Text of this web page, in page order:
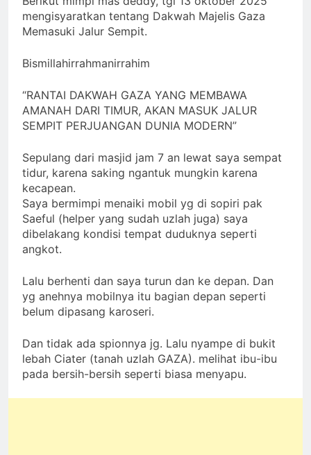
(Kesempatan) untuk
Candra Sang Satrio
Piningit Tampil di
Panggung Sejarah
Pengumuman
Terbuka Tentang
Mimpi Sdr Julian :
Isyarat akan
Baru di Tengah
Jemaah
3 Hari Ago
Menyiapkan “Gua
Ashabul Kahfi” Akhir
Helper Muhammad
Qasim, Kuncinya di
Tangan Muhammad
Qasim, Dengan 7
Jiwa-jiwa yang Suci
yang Diijinkan Masuk
4 Hari Ago
mengisyaratkan tentang Dakwah Majelis Gaza
Memasuki Jalur Sempit.
Bismillahirrahmanirrahim
“RANTAI DAKWAH GAZA YANG MEMBAWA
AMANAH DARI TIMUR, AKAN MASUK JALUR
SEMPIT PERJUANGAN DUNIA MODERN”
Sepulang dari masjid jam 7 an lewat saya sempat
tidur, karena saking ngantuk mungkin karena
kecapean.
Saya bermimpi menaiki mobil yg di sopiri pak
Saeful (helper yang sudah uzlah juga) saya
dibelakang kondisi tempat duduknya seperti
angkot.
Lalu berhenti dan saya turun dan ke depan. Dan
yg anehnya mobilnya itu bagian depan seperti
belum dipasang karoseri.
Dan tidak ada spionnya jg. Lalu nyampe di bukit
lebah Ciater (tanah uzlah GAZA). melihat ibu-ibu
pada bersih-bersih seperti biasa menyapu.